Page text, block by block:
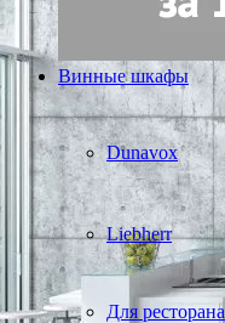
Винные шкафы
Dunavox
Liebherr
Для ресторана